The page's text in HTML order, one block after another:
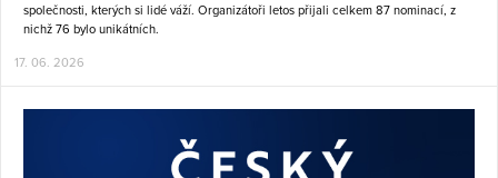
společnosti, kterých si lidé váží. Organizátoři letos přijali celkem 87 nominací, z
nichž 76 bylo unikátních.
17. 06. 2026